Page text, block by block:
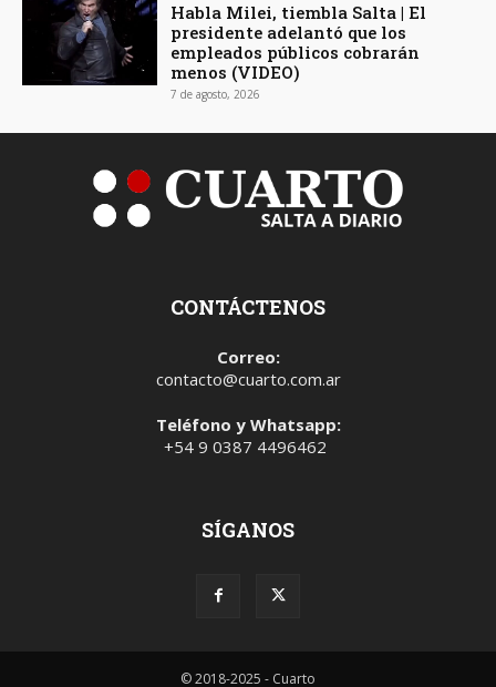
Habla Milei, tiembla Salta | El
presidente adelantó que los
empleados públicos cobrarán
menos (VIDEO)
7 de agosto, 2026
CONTÁCTENOS
Correo:
contacto@cuarto.com.ar
Teléfono y Whatsapp:
+54 9 0387 4496462
SÍGANOS
© 2018-2025 - Cuarto